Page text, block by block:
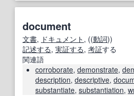
document
文書, ドキュメント , ((動詞))
記述する, 実証する, 考証する
関連語
corroborate, demonstrate,
description, descriptive,
substantiate, substantiation,